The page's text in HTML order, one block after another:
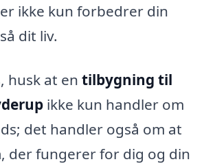
ikke kun forbedrer din
dit liv.
husk at en tilbygning til
ikke kun handler om
det handler også om at
der fungerer for dig og din